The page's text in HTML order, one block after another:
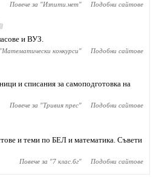
Повече за "Изпити.нет" Подобни сайтове
и ВУЗ.
Математически конкурси" Подобни сайтове
и списания за самоподготовка на
Повече за "Тривия прес" Подобни сайтове
и теми по БЕЛ и математика. Съвети
Повече за "7 клас.бг" Подобни сайтове